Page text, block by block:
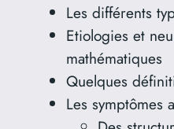
Les différents
Etiologies et
mathématiques
Quelques
Les symptômes